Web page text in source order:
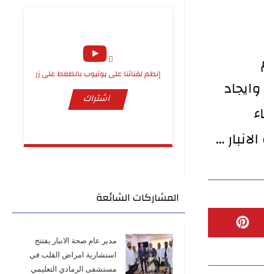
...
إنظم لقناتنا على يوتيوب بالظغط على زر
اشتراك
المشاركات الشائعة
مدير عام صحة الانبار يفتتح
استشارية امراض القلب في
مستشفى الرمادي التعليمي